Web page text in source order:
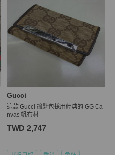
Gucci
這款 Gucci 鑰匙包採用經典的 GG Ca
nvas 帆布材
TWD 2,747